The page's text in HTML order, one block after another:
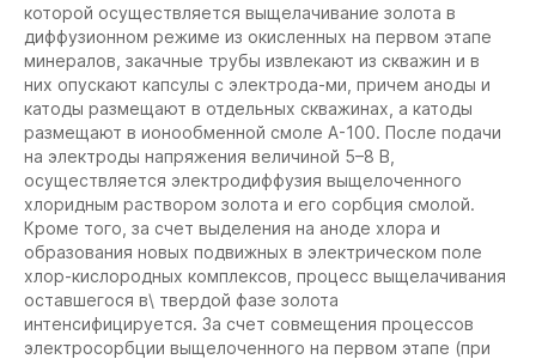
которой осуществляется выщелачивание золота в
диффузионном режиме из окисленных на первом этапе
минералов, закачные трубы извлекают из скважин и в
них опускают капсулы с электрода-ми, причем аноды и
катоды размещают в отдельных скважинах, а катоды
размещают в ионообменной смоле А-100. После подачи
на электроды напряжения величиной 5–8 В,
осуществляется электродиффузия выщелоченного
хлоридным раствором золота и его сорбция смолой.
Кроме того, за счет выделения на аноде хлора и
образования новых подвижных в электрическом поле
хлор-кислородных комплексов, процесс выщелачивания
оставшегося в\ твердой фазе золота
интенсифицируется. За счет совмещения процессов
электросорбции выщелоченного на первом этапе (при